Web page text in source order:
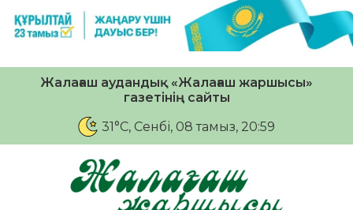
Жалағаш аудандық «Жалағаш жаршысы»
газетінің сайты
31°C, Сенбі, 08 тамыз, 20:59